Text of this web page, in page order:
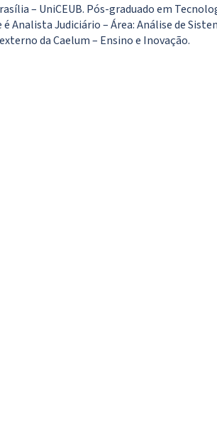
– UniCEUB. Pós-graduado em
Judiciário – Área: Análise de
da Caelum – Ensino e Inovação.